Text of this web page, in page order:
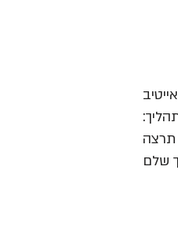
לזהות תובנה, לבנות בריף וכיוון, להבין מותגים ואנשים, לבחור מה לעשות ולהוביל את זה עד שזה נהיה קריאייטיב שעובד. ב־ACC תרצה
שלם